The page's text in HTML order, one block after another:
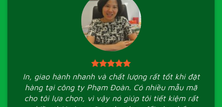
In, giao hành nhanh và chất lượng rất tốt khi đặt
hàng tại công ty Phạm Đoàn. Có nhiều mẫu mã
cho tôi lựa chọn, vì vậy nó giúp tôi tiết kiệm rất